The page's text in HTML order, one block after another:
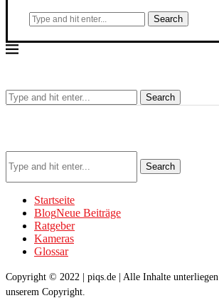
Search
Search
Search
Startseite
BlogNeue Beiträge
Ratgeber
Kameras
Glossar
Copyright © 2022 | piqs.de | Alle Inhalte unterliegen
unserem Copyright.